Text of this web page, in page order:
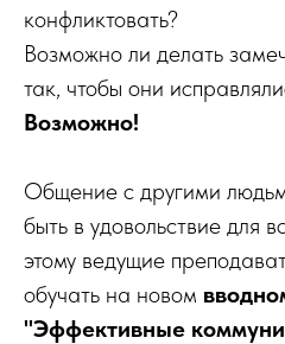
конфликтовать?
Возможно ли делать
так, чтобы они
Возможно!
Общение с другими
быть в удовольствие для
этому ведущие
обучать на новом
"Эффективные